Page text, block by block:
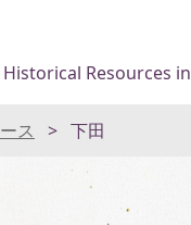
Resources
ス 下田